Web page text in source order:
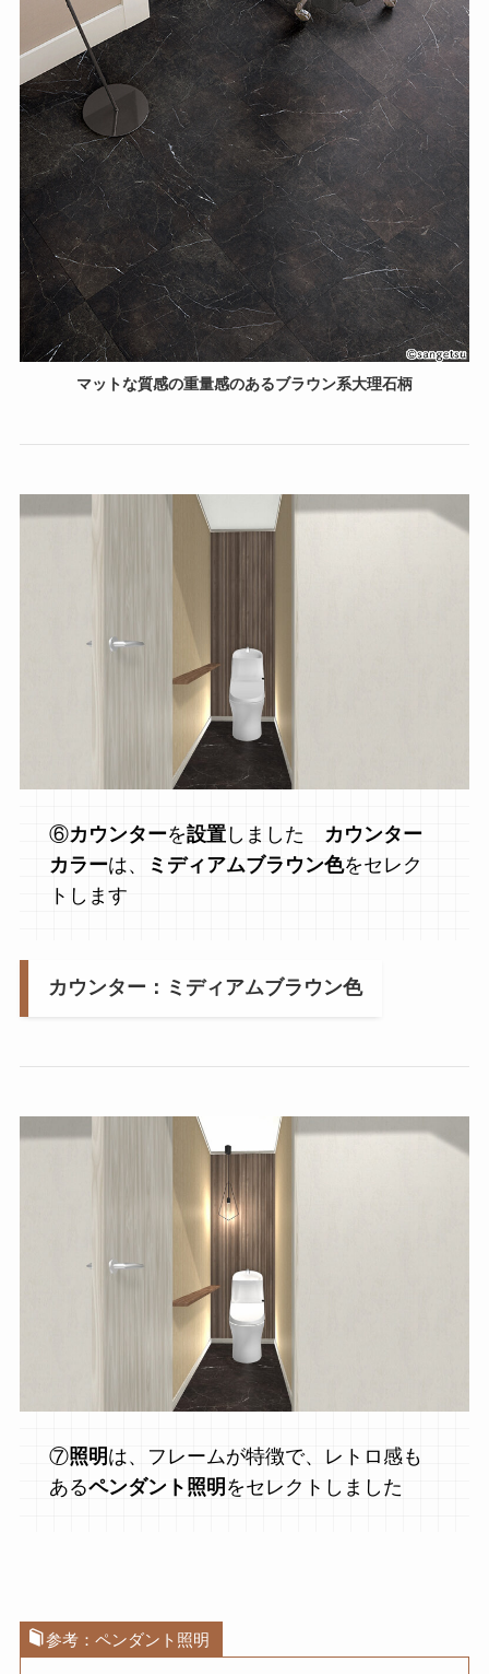
マットな質感の重量感のあるブラウン系大理石柄
⑥カウンターを設置しました
カウンター
カラーは、 ミディアムブラウン色をセレク
トします
カウンター：ミディアムブラウン色
⑦照明 は、フレームが特徴で、レトロ感も
あるペンダント照明 をセレクトしました
参考：ペンダント照明